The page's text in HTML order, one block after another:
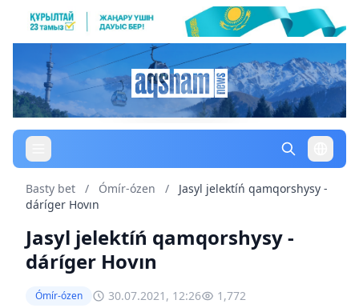
Basty bet / Ómír-ózen /
Jasyl jelektíń qamqorshysy -
dáríger Hovın
Jasyl jelektíń qamqorshysy -
dáríger Hovın
Ómír-ózen 30.07.2021, 12:26 1,772